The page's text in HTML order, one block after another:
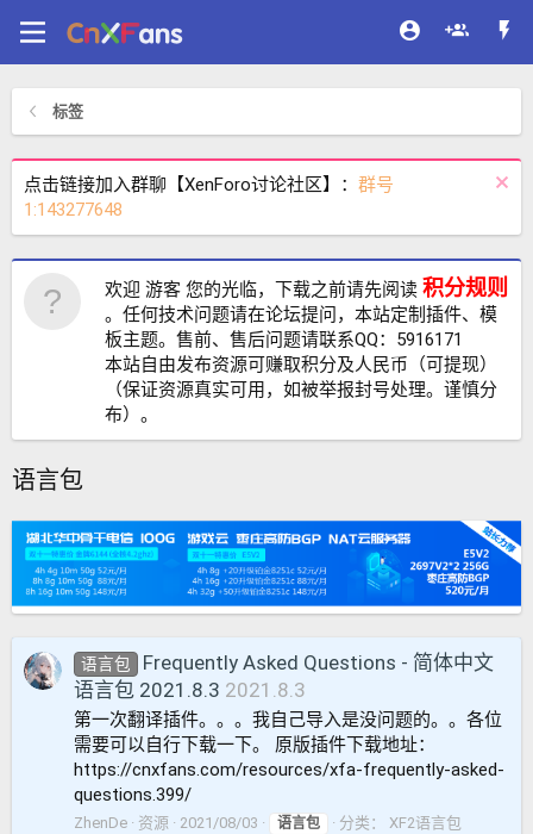
标签
点击链接加入群聊【XenForo讨论社区】： 群号
1:143277648
欢迎 游客 您的光临，下载之前请先阅读 积分规则
。任何技术问题请在论坛提问，本站定制插件、模
板主题。售前、售后问题请联系QQ：5916171
本站自由发布资源可赚取积分及人民币（可提现）
（保证资源真实可用，如被举报封号处理。谨慎分
布）。
语言包
语言包
Frequently Asked Questions - 简体中文
语言包 2021.8.3 2021.8.3
第一次翻译插件。。。我自己导入是没问题的。。各位
需要可以自行下载一下。 原版插件下载地址：
https://cnxfans.com/resources/xfa-frequently-asked-
questions.399/
ZhenDe 资源 2021/08/03 语言包 分类： XF2语言包